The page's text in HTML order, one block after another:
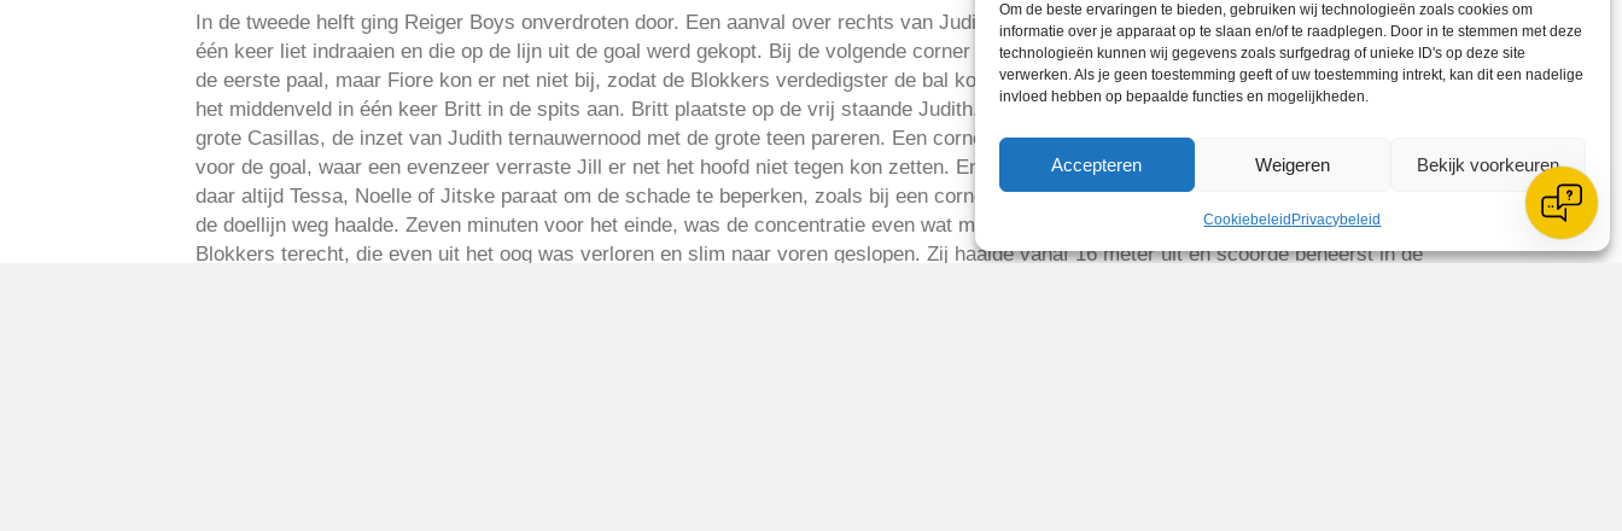
Om de beste ervaringen te bieden, gebruiken wij technologieën zoals cookies om
informatie over je apparaat op te slaan en/of te raadplegen. Door in te stemmen met deze
technologieën kunnen wij gegevens zoals surfgedrag of unieke ID's op deze site
verwerken. Als je geen toestemming geeft of uw toestemming intrekt, kan dit een nadelige
invloed hebben op bepaalde functies en mogelijkheden.
Accepteren Weigeren Bekijk voorkeuren
Cookiebeleid Privacybeleid
In de tweede helft ging Reiger Boys onverdroten door. Een aanval over rechts van Judith en Britt leverde een corner op, die Manon in
één keer liet indraaien en die op de lijn uit de goal werd gekopt. Bij de volgende corner gebeurde precies hetzelfde. De bal draaide naar
de eerste paal, maar Fiore kon er net niet bij, zodat de Blokkers verdedigster de bal kon wegkoppen. Na 10 minuten speelde Fiore vanaf
het middenveld in één keer Britt in de spits aan. Britt plaatste op de vrij staande Judith. De keepster van De Blokkers kon, gelijk de
grote Casillas, de inzet van Judith ternauwernood met de grote teen pareren. Een corner van Maartje viel, tot ieders verbazing, zomaar
voor de goal, waar een evenzeer verraste Jill er net het hoofd niet tegen kon zetten. En wanneer De Blokkers ten aanval trok, waren
daar altijd Tessa, Noelle of Jitske paraat om de schade te beperken, zoals bij een corner van De Blokkers, toen Jitske de bal ruim voor
de doellijn weg haalde. Zeven minuten voor het einde, was de concentratie even wat minder. De bal kwam bij de aanvoerster van De
Blokkers terecht, die even uit het oog was verloren en slim naar voren geslopen. Zij haalde vanaf 16 meter uit en scoorde beheerst in de